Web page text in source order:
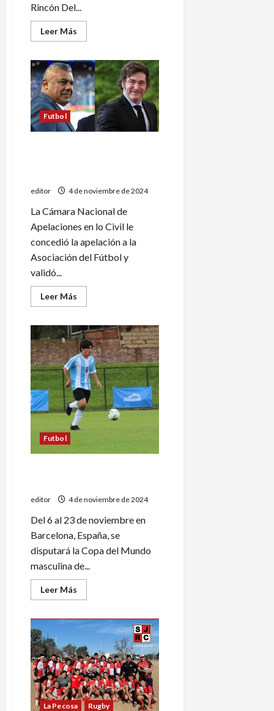
Rincón Del...
Leer Más
más
Al
verde
se
le
escapó
sobre
el
final
Futbol
editor 4 de noviembre de 2024
La Cámara Nacional de
Apelaciones en lo Civil le
concedió la apelación a la
Asociación del Fútbol y
validó...
Leer Más
más
La
victoria
de
«Chiqui»
Tapia
en
medio
de
la
guerra
con
el
Gobierno
Futbol
editor 4 de noviembre de 2024
Del 6 al 23 de noviembre en
Barcelona, España, se
disputará la Copa del Mundo
masculina de...
Leer Más
más
Bautista
Suárez
jugará
el
Mundial
de
Fútbol
7
PC
La Pecosa Rugby